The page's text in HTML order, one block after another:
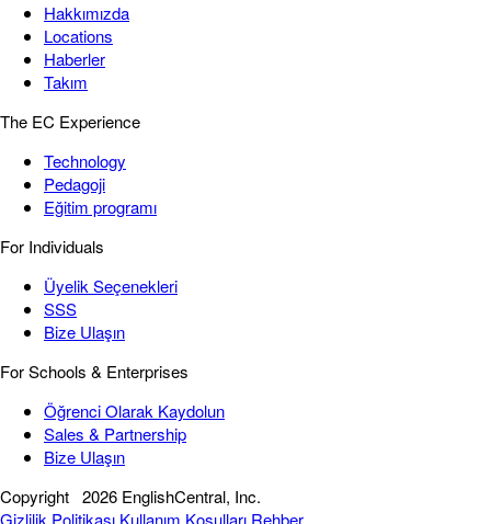
Hakkımızda
Locations
Haberler
Takım
The EC Experience
Technology
Pedagoji
Eğitim programı
For Individuals
Üyelik Seçenekleri
SSS
Bize Ulaşın
For Schools & Enterprises
Öğrenci Olarak Kaydolun
Sales & Partnership
Bize Ulaşın
Copyright 2026 EnglishCentral, Inc.